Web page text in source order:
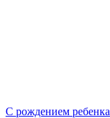
С рождением ребенка